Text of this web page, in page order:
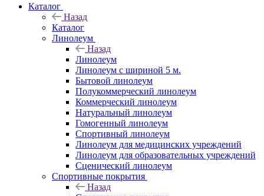
Каталог
Назад
Каталог
Линолеум
Назад
Линолеум
Линолеум с шириной 5 м.
Бытовой линолеум
Полукоммерческий линолеум
Коммерческий линолеум
Натуральный линолеум
Гомогенный линолеум
Спортивный линолеум
Линолеум для медицинских учреждений
Линолеум для образовательных учреждений
Сценический линолеум
Спортивные покрытия
Назад